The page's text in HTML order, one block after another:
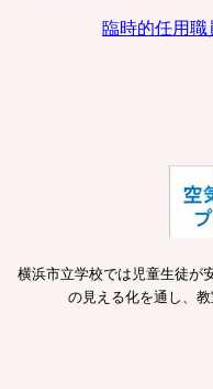
臨時的任用
横浜市立学校では児童生徒が
の見える化を通し、教